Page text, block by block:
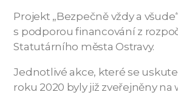
Projekt „Bezpečně vždy a
s podporou financování z
Statutárního města Ostravy.
Jednotlivé akce, které se
roku 2020 byly již zveřejněny na